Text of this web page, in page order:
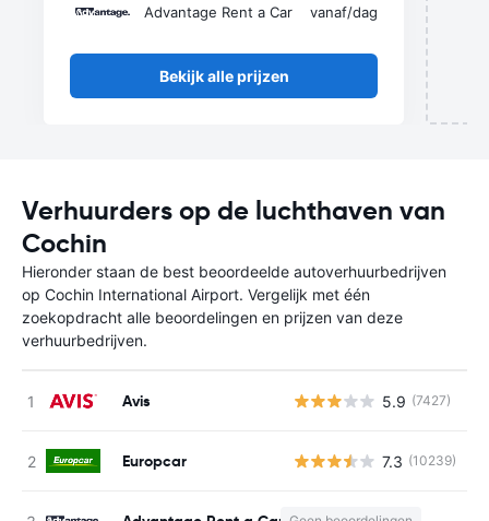
Advantage Rent a Car vanaf/dag
Bekijk alle prijzen
Verhuurders op de luchthaven van
Cochin
Hieronder staan de best beoordeelde autoverhuurbedrijven
op Cochin International Airport. Vergelijk met één
zoekopdracht alle beoordelingen en prijzen van deze
verhuurbedrijven.
Avis 5.9 (7427)
Europcar 7.3 (10239)